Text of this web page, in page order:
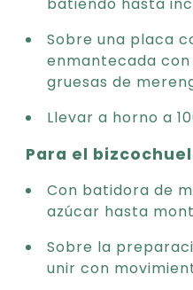
Sobre una placa
enmantecada
gruesas de
Llevar a horno a
Para el
Con batidora de
azúcar hasta
Sobre la
unir con